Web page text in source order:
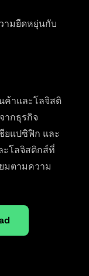
ามยืดหยุ่นกับ
ค้าและโลจิสติ
ากธุรกิจ
ยแปซิฟิก และ
ะโลจิสติกส์ที่
มตามความ